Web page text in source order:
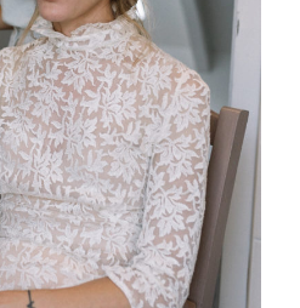
A Propos
Prestations
Portfolio
Journal
Contact
Professionnels